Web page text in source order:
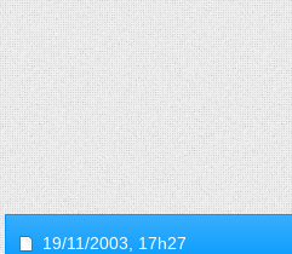
19/11/2003, 17h27